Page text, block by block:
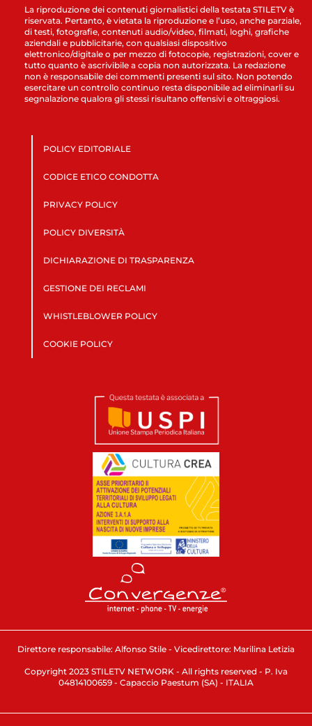
La riproduzione dei contenuti giornalistici della testata STILETV è
riservata. Pertanto, è vietata la riproduzione e l’uso, anche parziale,
di testi, fotografie, contenuti audio/video, filmati, loghi, grafiche
aziendali e pubblicitarie, con qualsiasi dispositivo
elettronico/digitale o per mezzo di fotocopie, registrazioni, cover e
tutto quanto è ascrivibile a copia non autorizzata. La redazione
non è responsabile dei commenti presenti sul sito. Non potendo
esercitare un controllo continuo resta disponibile ad eliminarli su
segnalazione qualora gli stessi risultano offensivi e oltraggiosi.
POLICY EDITORIALE
CODICE ETICO CONDOTTA
PRIVACY POLICY
POLICY DIVERSITÀ
DICHIARAZIONE DI TRASPARENZA
GESTIONE DEI RECLAMI
WHISTLEBLOWER POLICY
COOKIE POLICY
Direttore responsabile: Alfonso Stile - Vicedirettore: Marilina Letizia
Copyright 2023 STILETV NETWORK - All rights reserved - P. Iva
04814100659 - Capaccio Paestum (SA) - ITALIA